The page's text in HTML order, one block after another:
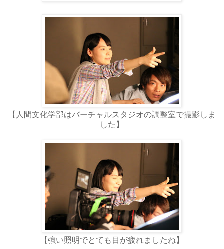
【人間文化学部はバーチャルスタジオの調整室で撮影しま
した】
【強い照明でとても目が疲れましたね】